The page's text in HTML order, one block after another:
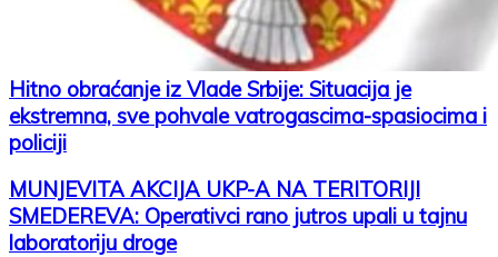
Hitno obraćanje iz Vlade Srbije: Situacija je
ekstremna, sve pohvale vatrogascima-spasiocima i
policiji
MUNJEVITA AKCIJA UKP-A NA TERITORIJI
SMEDEREVA: Operativci rano jutros upali u tajnu
laboratoriju droge